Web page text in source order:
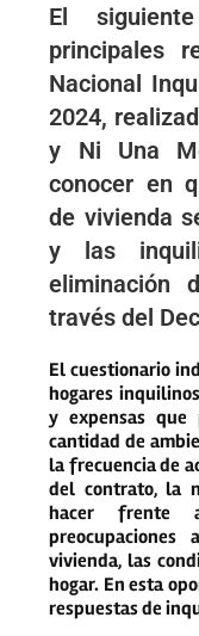
El
principales
Nacional
2024,
y Ni Una
conocer en
de vivienda
y las
eliminación
través del
El cuestionario
hogares
y expensas
cantidad de
la frecuencia de
del contrato, la
hacer frente
vivienda, las
hogar. En esta
respuestas de